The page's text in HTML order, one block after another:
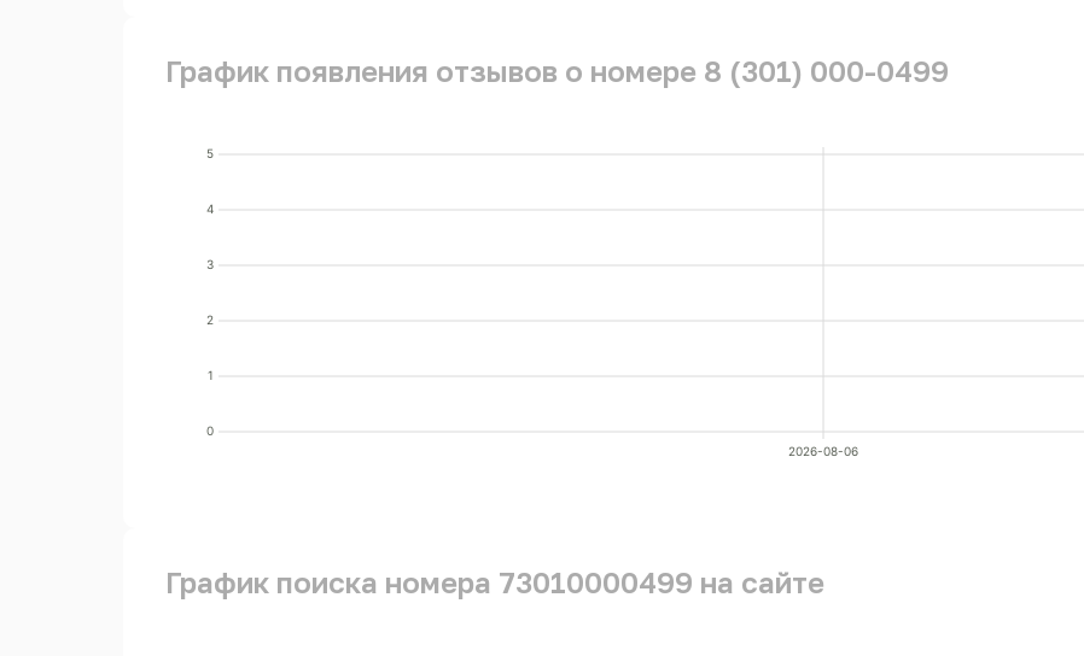
График появления отзывов о номере 8 (301) 000-0499
0
1
2
3
4
5
2026-08-06
График поиска номера 73010000499 на сайте